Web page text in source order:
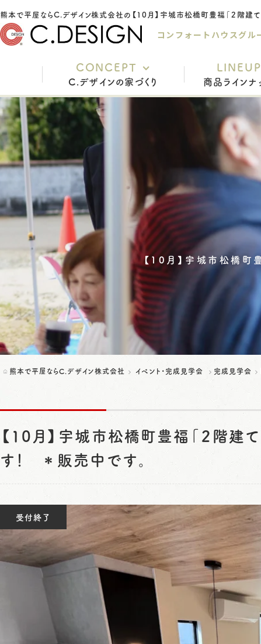
コンフォートハウスグル
CONCEPT
C.デザインの家づくり
充実の標準仕様
安心の保証
家づくりの流れ
インテリアスタイル
よくあるご質問
スタッフ紹介
LINEUP
商品ラインナ
【10月】宇城市松橋町
熊本で平屋ならC.デザイン株式会社 イベント・完成見学会 完成見学会
【10月】宇城市松橋町豊福「２階建
す！ ＊販売中です。
受付終了